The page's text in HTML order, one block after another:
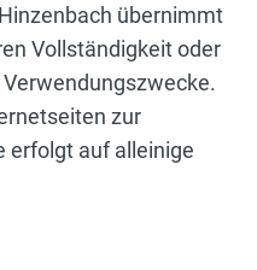
übernimmt
Vollständigkeit oder
zur
erfolgt auf alleinige